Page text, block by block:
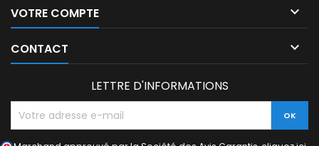
VOTRE COMPTE 
CONTACT 
LETTRE D'INFORMATIONS